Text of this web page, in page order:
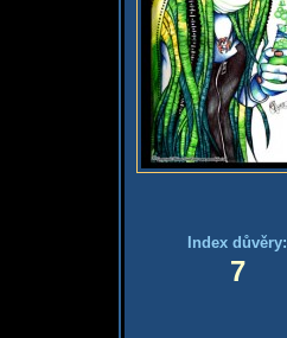
Index důvěry:
7